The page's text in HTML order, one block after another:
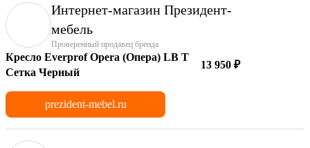
Интернет-магазин Президент-
мебель
Проверенный продавец бренда
Кресло Everprof Opera (Опера) LB T
Сетка Черный
13 950 ₽
prezident-mebel.ru